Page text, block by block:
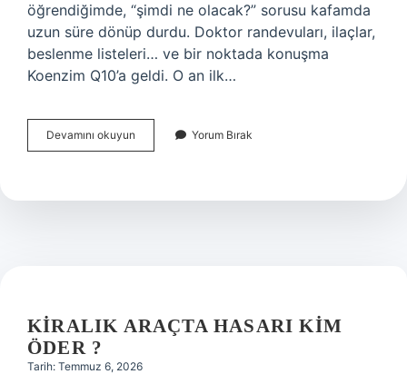
öğrendiğimde, “şimdi ne olacak?” sorusu kafamda
uzun süre dönüp durdu. Doktor randevuları, ilaçlar,
beslenme listeleri… ve bir noktada konuşma
Koenzim Q10’a geldi. O an ilk…
Devamını okuyun
hastaları
kullanabilir
Yorum Bırak
KIRALIK ARAÇTA HASARI KIM
ÖDER ?
Tarih: Temmuz 6, 2026